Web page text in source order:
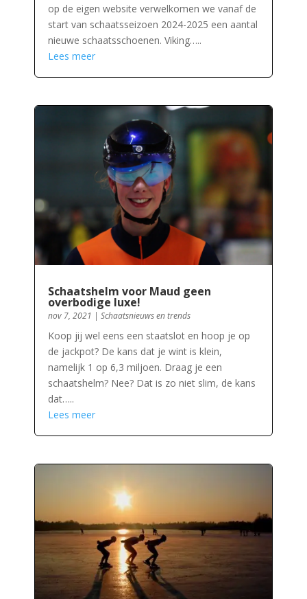
op de eigen website verwelkomen we vanaf de
start van schaatsseizoen 2024-2025 een aantal
nieuwe schaatsschoenen. Viking…..
Lees meer
Schaatshelm voor Maud geen
overbodige luxe!
nov 7, 2021 | Schaatsnieuws en trends
Koop jij wel eens een staatslot en hoop je op
de jackpot? De kans dat je wint is klein,
namelijk 1 op 6,3 miljoen. Draag je een
schaatshelm? Nee? Dat is zo niet slim, de kans
dat…..
Lees meer